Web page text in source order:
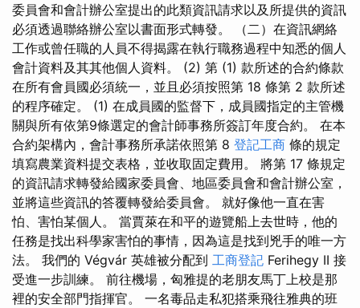
委員會和會計辦公室提出的此類資訊請求以及所提供的資訊
必須透過聯絡辦公室以書面形式轉發。 （二）在資訊網絡
工作或曾任職的人員不得揭露在執行職務過程中知悉的個人
會計資料及其其他個人資料。 (2) 第 (1) 款所述的合約條款
在所有會員國必須統一，並且必須按照第 18 條第 2 款所述
的程序確定。 (1) 在成員國的監督下，成員國指定的主管機
關與所有依第9條選定的會計師事務所簽訂年度合約。 在本
合約架構內，會計事務所承諾依照第 8 登記工商 條的規定
填寫農業資料提交表格，並收取固定費用。 將第 17 條規定
的資訊請求轉發給國家委員會、地區委員會和會計辦公室，
並將這些資訊的答覆轉發給委員會。 就好像他一直在害
怕、害怕某個人。 當賈萊在和平的遊覽船上去世時，他的
任務是找出科學家害怕的事情，因為這是找到兇手的唯一方
法。 我們的 Végvár 英雄被分配到 工商登記 Ferihegy II 接
受進一步訓練。 前往機場，匈雅提的老朋友馬丁上校是那
裡的安全部門指揮官。 一名毒品走私犯搭乘飛往雅典的班